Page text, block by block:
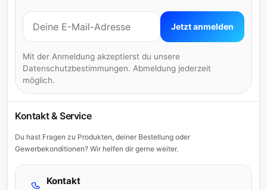
E-Mail-Adresse
Jetzt anmelden
Mit der Anmeldung akzeptierst du unsere
Datenschutzbestimmungen. Abmeldung jederzeit
möglich.
Kontakt & Service
Du hast Fragen zu Produkten, deiner Bestellung oder
Gewerbekonditionen? Wir helfen dir gerne weiter.
Kontakt